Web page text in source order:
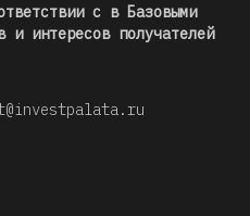
с в Базовыми
и интересов получателей